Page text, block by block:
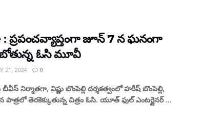
: ప్రపంచవ్యాప్తంగా జూన్ 7 న ఘనంగా
ఓసి మూవీ
21, 2024 0
బీవీస్ నిర్మాతగా, విష్ణు బొంపెల్లి దర్శకత్వంలో హరీష్ బొంపెల్లి,
తెరకెక్కుతున్న చిత్రం ఓసి. యూత్ ఫుల్ ఎంటర్టైనర్ ...